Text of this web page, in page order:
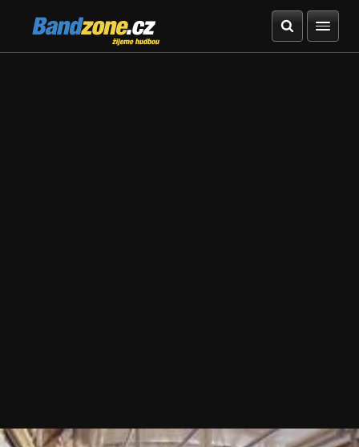
Bandzone.cz
žijeme hudbou